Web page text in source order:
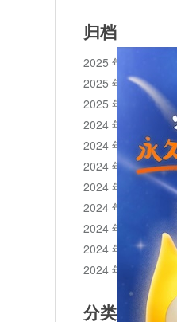
归档
2025 年 11 月
2025 年 10 月
2025 年 1 月
2024 年 12 月
2024 年 11 月
2024 年 10 月
2024 年 9 月
2024 年 8 月
2024 年 7 月
2024 年 6 月
2024 年 5 月
分类目录